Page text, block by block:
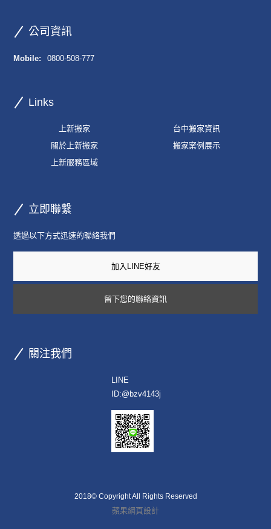
公司資訊
Mobile: 0800-508-777
Links
上新搬家
台中搬家資訊
關於上新搬家
搬家案例展示
上新服務區域
立即聯繫
透過以下方式迅速的聯絡我們
加入LINE好友
留下您的聯絡資訊
關注我們
LINE
ID:@bzv4143j
2018© Copyright All Rights Reserved
蘋果網頁設計